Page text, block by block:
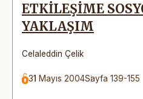
ETKİLEŞİME
YAKLAŞIM
Celaleddin Çelik
31 Mayıs 2004Sayfa 139-155